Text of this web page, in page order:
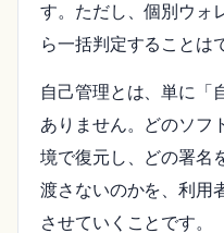
す。ただし、個別ウォ
ら一括判定することは
自己管理とは、単に「
ありません。どのソフ
境で復元し、どの署名
渡さないのかを、利用
させていくことです。